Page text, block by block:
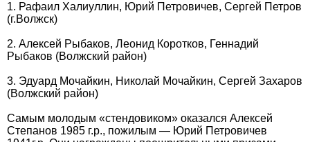
1. Рафаил Халиуллин, Юрий Петровичев, Сергей Петров
(г.Волжск)
2. Алексей Рыбаков, Леонид Коротков, Геннадий
Рыбаков (Волжский район)
3. Эдуард Мочайкин, Николай Мочайкин, Сергей Захаров
(Волжский район)
Самым молодым «стендовиком» оказался Алексей
Степанов 1985 г.р., пожилым — Юрий Петровичев